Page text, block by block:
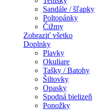
Sandále / šľapky
Poltopánky
Čižmy
Zobraziť všetko
Doplnky
Plavky
Okuliare
Tašky / Batohy
Šiltovky
Opasky
Spodná bielizeň
Ponožky